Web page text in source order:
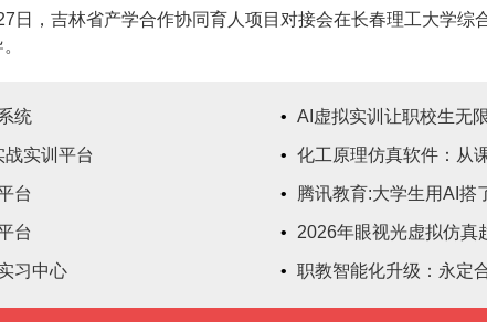
日，吉林省产学合作协同育人项目对接会在长春理工大学
统
实训平台
台
台
习中心
• AI虚拟实训让职校生无
• 化工原理仿真软件：从
• 腾讯教育:大学生用AI搭
• 2026年眼视光虚拟仿真
• 职教智能化升级：永定